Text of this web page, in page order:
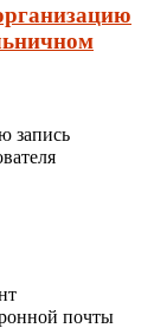
запись
почты